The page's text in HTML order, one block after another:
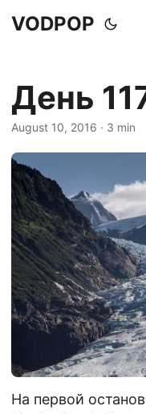
VODPOP
День
August 10, 2016 · 3 min
На первой